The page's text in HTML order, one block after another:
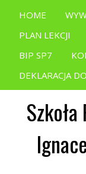
HOME
PLAN LEKCJI
BIP SP7
DEKLARACJA